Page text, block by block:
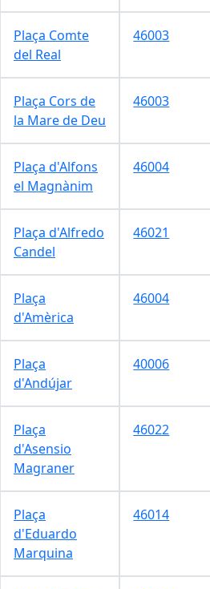
Plaça Comte
del Real
46003
Plaça Cors de
la Mare de Deu
46003
Plaça d'Alfons
el Magnànim
46004
Plaça d'Alfredo
Candel
46021
Plaça
d'Amèrica
46004
Plaça
d'Andújar
40006
Plaça
d'Asensio
Magraner
46022
Plaça
d'Eduardo
Marquina
46014